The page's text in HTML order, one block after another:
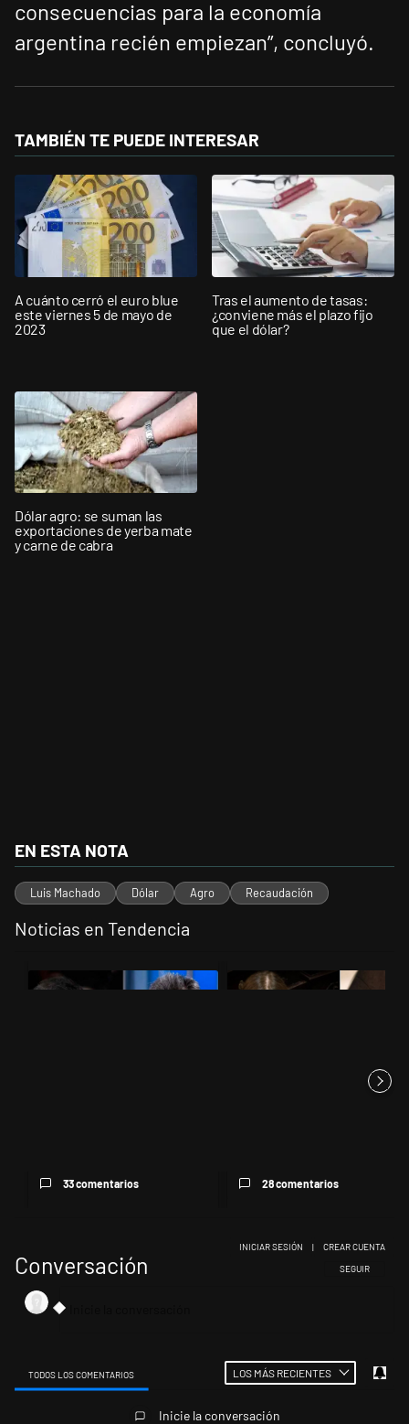
consecuencias para la economía
argentina recién empiezan”, concluyó.
TAMBIÉN TE PUEDE INTERESAR
A cuánto cerró el euro blue
este viernes 5 de mayo de
2023
Tras el aumento de tasas:
¿conviene más el plazo fijo
que el dólar?
Dólar agro: se suman las
exportaciones de yerba mate
y carne de cabra
EN ESTA NOTA
Luis Machado Dólar Agro Recaudación
Noticias en Tendencia
Un artículo de tendencia con el título "Los gobernadores marcan
33 comentarios
Un artículo de tendencia con
28 comentarios
Conversación SIGA ESTA
SEGUIR
INICIAR SESIÓN | CREAR CUENTA
TODOS LOS COMENTARIOS LOS MÁS RECIENTES
Inicie la conversación